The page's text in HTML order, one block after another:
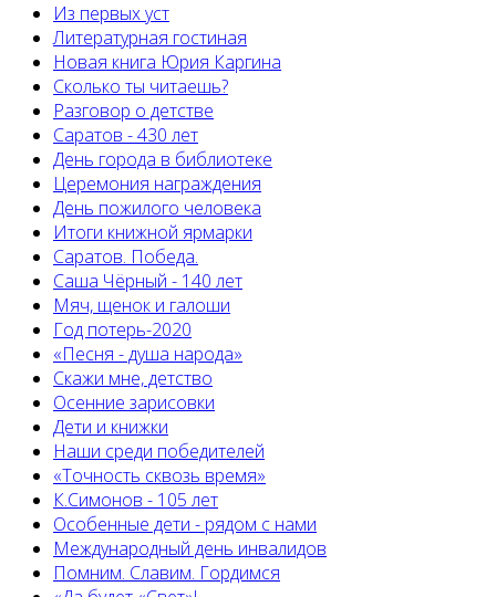
Из первых уст
Литературная гостиная
Новая книга Юрия Каргина
Сколько ты читаешь?
Разговор о детстве
Саратов - 430 лет
День города в библиотеке
Церемония награждения
День пожилого человека
Итоги книжной ярмарки
Саратов. Победа.
Саша Чёрный - 140 лет
Мяч, щенок и галоши
Год потерь-2020
«Песня - душа народа»
Скажи мне, детство
Осенние зарисовки
Дети и книжки
Наши среди победителей
«Точность сквозь время»
К.Симонов - 105 лет
Особенные дети - рядом с нами
Международный день инвалидов
Помним. Славим. Гордимся